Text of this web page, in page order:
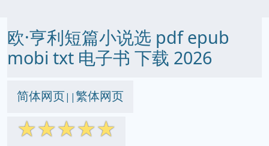
欧·亨利短篇小说选 pdf epub
mobi txt 电子书 下载 2026
简体网页||繁体网页
☆☆☆☆☆